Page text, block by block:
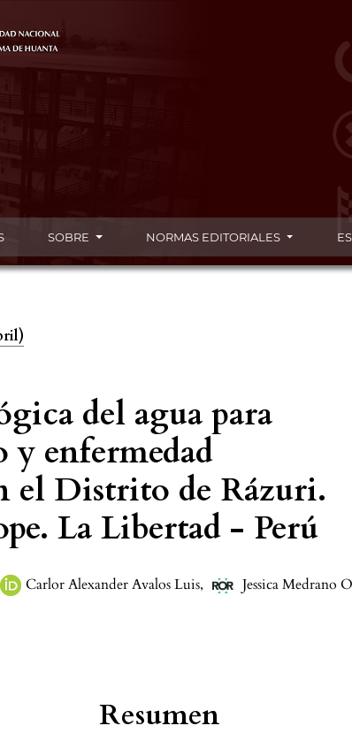
SOBRE NORMAS EDITORIALES
del agua para
y enfermedad
el Distrito de Rázuri.
La Libertad - Perú
Carlor Alexander Avalos Luis, Jessica Medrano
Resumen